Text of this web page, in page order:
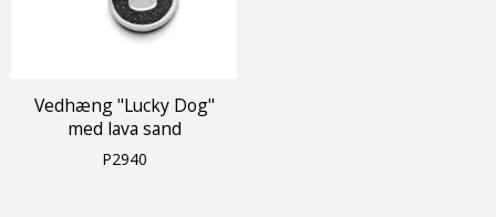
Vedhæng "Lucky Dog"
med lava sand
P2940